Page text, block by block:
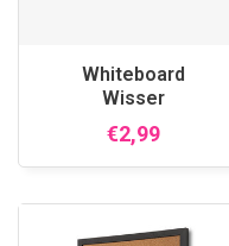
Whiteboard
Wisser
€2,99